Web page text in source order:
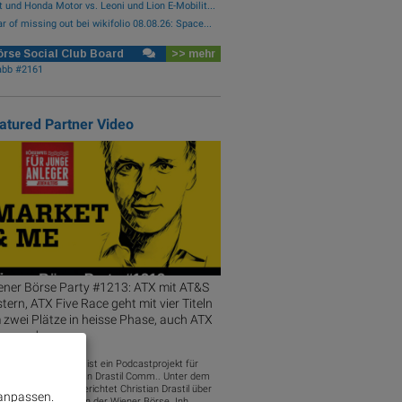
und Honda Motor vs. Leoni und Lion E-Mobilit...
of missing out bei wikifolio 08.08.26: Space...
Social Club Board >> mehr
#2161
Partner Video
Börse Party #1213: ATX mit AT&S
ATX Five Race geht mit vier Titeln
zwei Plätze in heisse Phase, auch ATX
Wiener Börse Party ist ein Podcastprojekt für
CD.at von Christian Drastil Comm.. Unter dem
„Market & Me“ berichtet Christian Drastil über